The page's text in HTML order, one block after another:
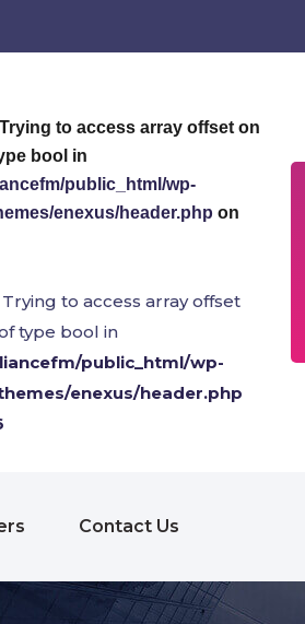
to access array offset on
bool in
public_html/wp-
enexus/header.php on
Trying to access array offset
type bool in
public_html/wp-
enexus/header.php
Contact Us